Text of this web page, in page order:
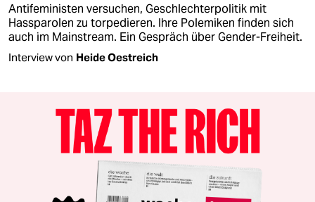
Antifeministen versuchen, Geschlechterpolitik mit
Hassparolen zu torpedieren. Ihre Polemiken finden sich
auch im Mainstream. Ein Gespräch über Gender-Freiheit.
Interview von Heide Oestreich